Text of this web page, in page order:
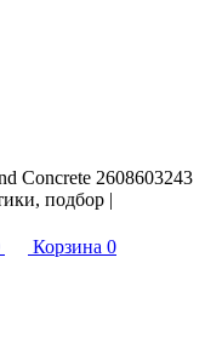
Concrete 2608603243
подбор |
Корзина 0